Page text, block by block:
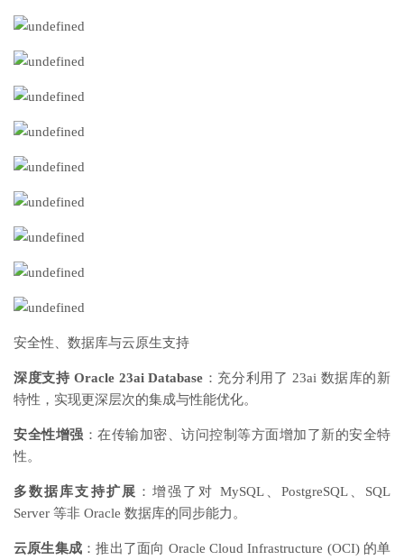
安全性、数据库与云原生支持
深度支持 Oracle 23ai Database ：充分利用了 23ai 数据库的新
特性，实现更深层次的集成与性能优化。
安全性增强 ：在传输加密、访问控制等方面增加了新的安全特
性。
多数据库支持扩展 ：增强了对 MySQL、PostgreSQL、SQL
Server 等非 Oracle 数据库的同步能力。
云原生集成 ：推出了面向 Oracle Cloud Infrastructure (OCI) 的单